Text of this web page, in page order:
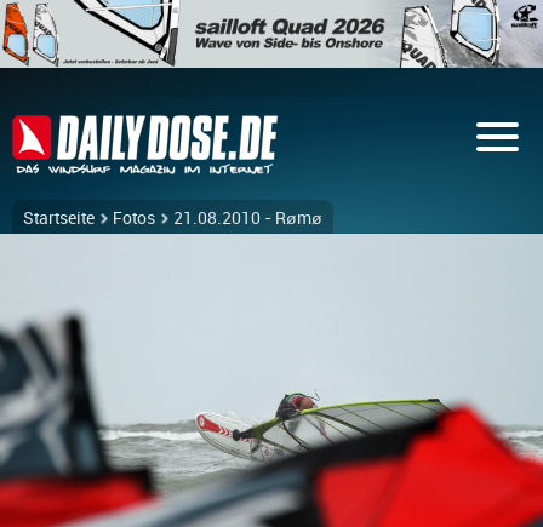
Startseite Fotos 21.08.2010 - Rømø